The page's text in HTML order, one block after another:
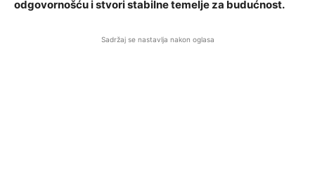
odgovornošću i stvori stabilne temelje za budućnost.
Sadržaj se nastavlja nakon oglasa